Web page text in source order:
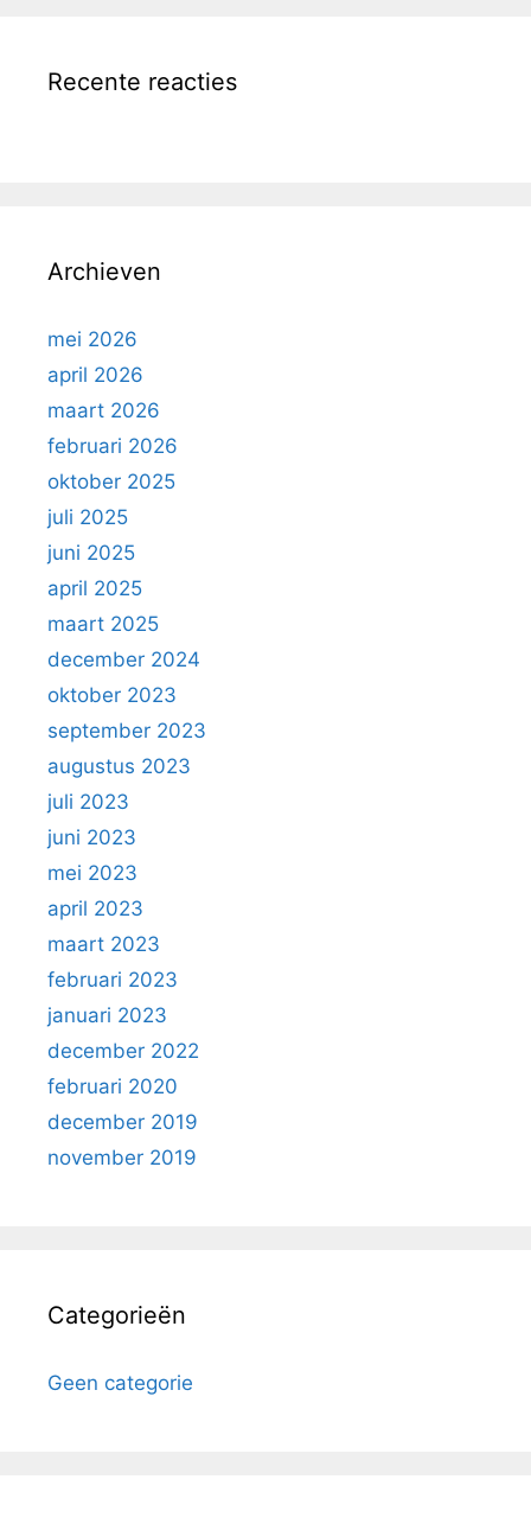
Recente reacties
Archieven
mei 2026
april 2026
maart 2026
februari 2026
oktober 2025
juli 2025
juni 2025
april 2025
maart 2025
december 2024
oktober 2023
september 2023
augustus 2023
juli 2023
juni 2023
mei 2023
april 2023
maart 2023
februari 2023
januari 2023
december 2022
februari 2020
december 2019
november 2019
Categorieën
Geen categorie